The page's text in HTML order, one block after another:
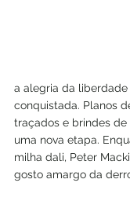
a alegria da
conquistada. Planos
traçados e brindes
uma nova etapa.
milha dali, Peter
gosto amargo da